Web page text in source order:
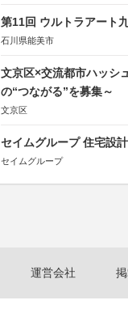
第11回 ウルトラアート
石川県能美市
文京区×交流都市ハッシ
の“つながる”を募集～
文京区
セイムグループ 住宅設
セイムグループ
運営会社